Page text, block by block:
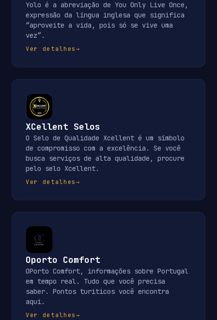
Yolo é a abreviação de You Only Live Once,
expressão da língua inglesa que significa
“aproveite a vida, pois só se vive uma
vez”.
Ver detalhes→
XCellent Selos
O Selo de Qualidade Xcellent é um símbolo
de compromisso com a excelência. Se você
busca serviços de alta qualidade, procure
pelo selo Xcellent.
Ver detalhes→
Oporto Comfort
OPorto Comfort, informações sobre Portugal
em tempo real. Tudo que você precisa
saber. Pontos turiticos você encontra
aqui.
Ver detalhes→